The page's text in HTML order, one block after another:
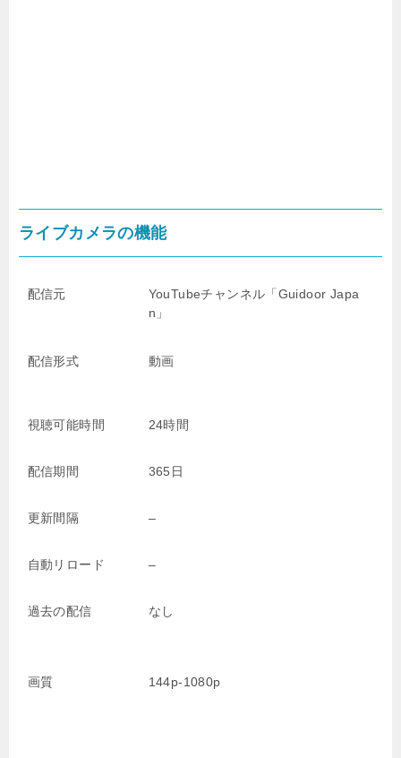
ライブカメラの機能
配信元
YouTubeチャンネル「Guidoor Japa
n」
配信形式 動画
視聴可能時間 24時間
配信期間 365日
更新間隔 –
自動リロード –
過去の配信 なし
画質 144p-1080p